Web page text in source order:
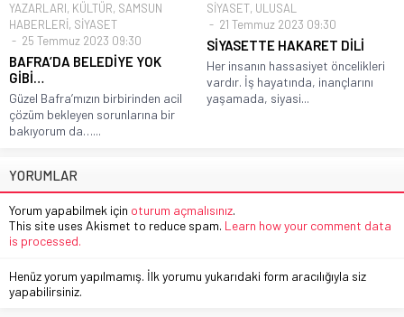
YAZARLARI, KÜLTÜR, SAMSUN
HABERLERİ, SİYASET
25 Temmuz 2023 09:30
BAFRA’DA BELEDİYE YOK
GİBİ…
Güzel Bafra’mızın birbirinden acil
çözüm bekleyen sorunlarına bir
bakıyorum da…...
SİYASET, ULUSAL
21 Temmuz 2023 09:30
SİYASETTE HAKARET DİLİ
Her insanın hassasiyet öncelikleri
vardır. İş hayatında, inançlarını
yaşamada, siyasi...
YORUMLAR
Yorum yapabilmek için oturum açmalısınız.
This site uses Akismet to reduce spam. Learn how your comment data
is processed.
Henüz yorum yapılmamış. İlk yorumu yukarıdaki form aracılığıyla siz
yapabilirsiniz.